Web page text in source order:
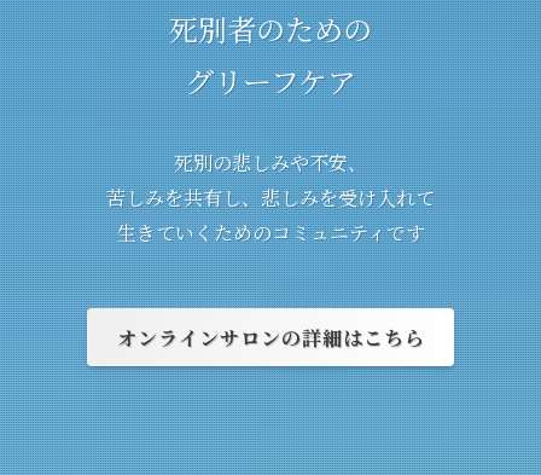
死別者のための
グリーフケア
死別の悲しみや不安、
苦しみを共有し、悲しみを受け入れて
生きていくためのコミュニティです
オンラインサロンの詳細はこちら